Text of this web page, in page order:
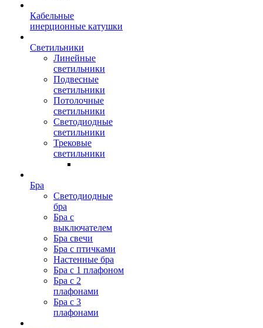
Кабельные
инерционные катушки
Светильники
Линейные
светильники
Подвесные
светильники
Потолочные
светильники
Светодиодные
светильники
Трековые
светильники
Бра
Светодиодные
бра
Бра с
выключателем
Бра свечи
Бра с птичками
Настенные бра
Бра с 1 плафоном
Бра с 2
плафонами
Бра с 3
плафонами